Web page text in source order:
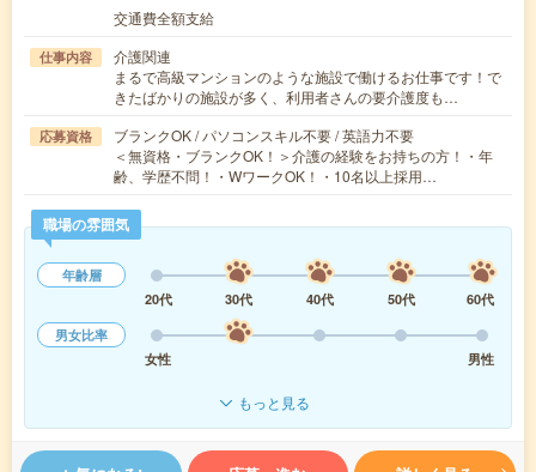
交通費全額支給
仕事内容
介護関連
まるで高級マンションのような施設で働けるお仕事です！で
きたばかりの施設が多く、利用者さんの要介護度も…
応募資格
ブランクOK / パソコンスキル不要 / 英語力不要
＜無資格・ブランクOK！＞介護の経験をお持ちの方！・年
齢、学歴不問！・WワークOK！・10名以上採用…
職場の雰囲気
年齢層
20代
30代 40代 50代
60代
男女比率
女性
男性
もっと見る